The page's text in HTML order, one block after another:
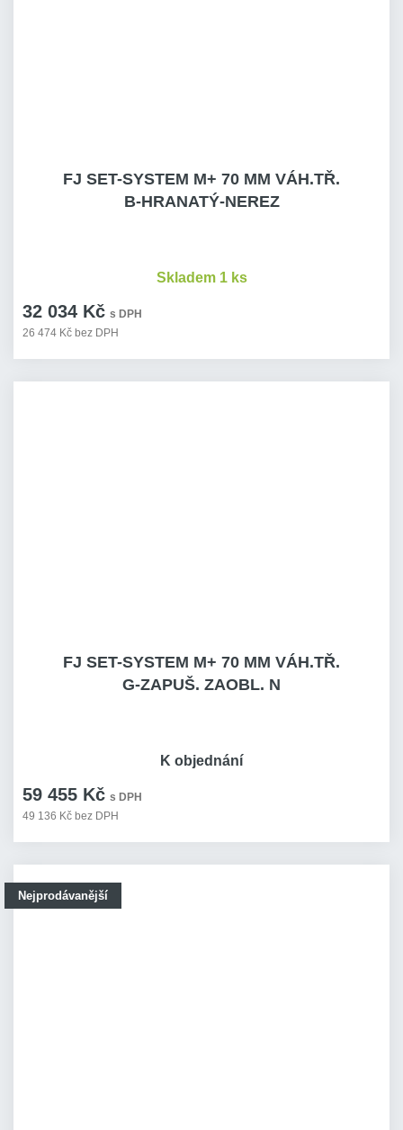
FJ SET-SYSTEM M+ 70 MM VÁH.TŘ.
B-HRANATÝ-NEREZ
32 034 Kč s DPH
26 474 Kč bez DPH
Skladem 1 ks
FJ SET-SYSTEM M+ 70 MM VÁH.TŘ.
G-ZAPUŠ. ZAOBL. N
59 455 Kč s DPH
49 136 Kč bez DPH
K objednání
Nejprodávanější